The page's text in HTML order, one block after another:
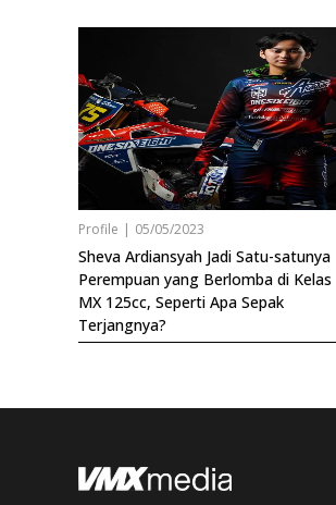
Profile | 05/05/2023
Sheva Ardiansyah Jadi Satu-satunya
Perempuan yang Berlomba di Kelas
MX 125cc, Seperti Apa Sepak
Terjangnya?